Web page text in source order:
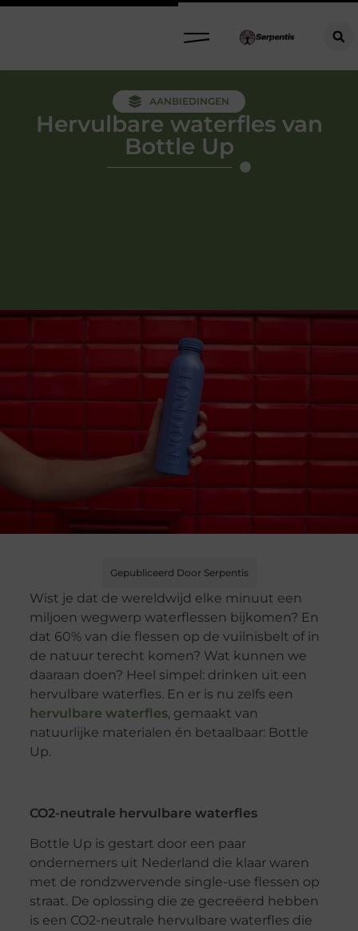
AANBIEDINGEN
Hervulbare waterfles van
Bottle Up
Gepubliceerd Door Serpentis
Wist je dat de wereldwijd elke minuut een
miljoen wegwerp waterflessen bijkomen? En
dat 60% van die flessen op de vuilnisbelt of in
de natuur terecht komen? Wat kunnen we
daaraan doen? Heel simpel: drinken uit een
hervulbare waterfles. En er is nu zelfs een
hervulbare waterfles, gemaakt van
natuurlijke materialen én betaalbaar: Bottle
Up.
CO2-neutrale hervulbare waterfles
Bottle Up is gestart door een paar
ondernemers uit Nederland die klaar waren
met de rondzwervende single-use flessen op
straat. De oplossing die ze gecreëerd hebben
is een CO2-neutrale hervulbare waterfles die